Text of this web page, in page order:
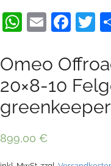
Email
Omeo
20×8-10
899,00 €